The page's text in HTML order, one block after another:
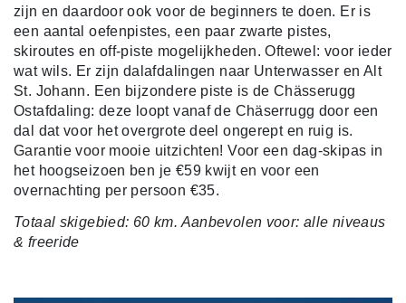
zijn en daardoor ook voor de beginners te doen. Er is
een aantal oefenpistes, een paar zwarte pistes,
skiroutes en off-piste mogelijkheden. Oftewel: voor ieder
wat wils. Er zijn dalafdalingen naar Unterwasser en Alt
St. Johann. Een bijzondere piste is de Chässerugg
Ostafdaling: deze loopt vanaf de Chäserrugg door een
dal dat voor het overgrote deel ongerept en ruig is.
Garantie voor mooie uitzichten! Voor een dag-skipas in
het hoogseizoen ben je €59 kwijt en voor een
overnachting per persoon €35.
Totaal skigebied: 60 km. Aanbevolen voor: alle niveaus
& freeride